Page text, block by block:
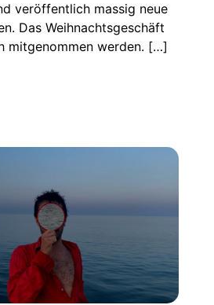
veröffentlich massig neue
Das Weihnachtsgeschäft
mitgenommen werden. […]